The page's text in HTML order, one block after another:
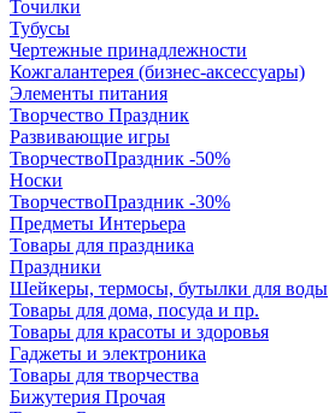
Точилки
Тубусы
Чертежные принадлежности
Кожгалантерея (бизнес-аксессуары)
Элементы питания
Творчество Праздник
Развивающие игры
ТворчествоПраздник -50%
Носки
ТворчествоПраздник -30%
Предметы Интерьера
Товары для праздника
Праздники
Шейкеры, термосы, бутылки для воды
Товары для дома, посуда и пр.
Товары для красоты и здоровья
Гаджеты и электроника
Товары для творчества
Бижутерия Прочая